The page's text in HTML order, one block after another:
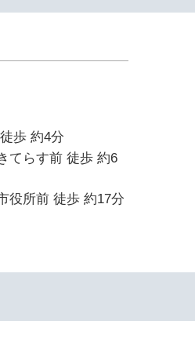
歩 約4分
てらす前 徒歩 約6
役所前 徒歩 約17分